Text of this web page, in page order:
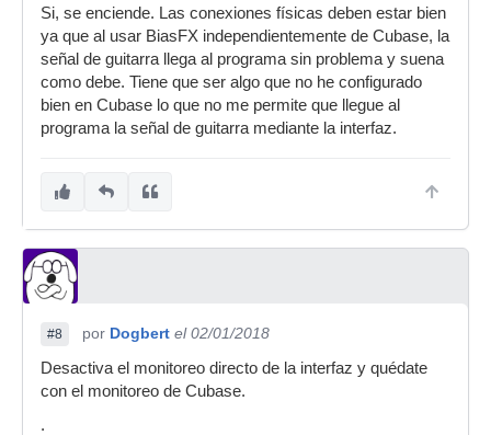
Si, se enciende. Las conexiones físicas deben estar bien
ya que al usar BiasFX independientemente de Cubase, la
señal de guitarra llega al programa sin problema y suena
como debe. Tiene que ser algo que no he configurado
bien en Cubase lo que no me permite que llegue al
programa la señal de guitarra mediante la interfaz.
#8 por Dogbert el 02/01/2018
Desactiva el monitoreo directo de la interfaz y quédate
con el monitoreo de Cubase.
.